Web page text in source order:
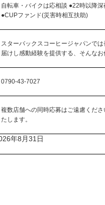
自転車・バイクは応相談 ●22時以降
●CUPファンド(災害時相互扶助)
スターバックスコーヒージャパンで
届けし感動経験を提供する、そんな
0790-43-7027
複数店舗への同時応募はご遠慮くだ
たします。
年8月31日